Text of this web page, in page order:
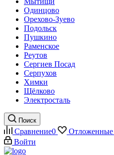
Одинцово
Орехово-Зуево
Подольск
Пушкино
Раменское
Реутов
Сергиев Посад
Серпухов
Химки
Щёлково
Электросталь
Поиск
Сравнение0 Отложенные
Войти